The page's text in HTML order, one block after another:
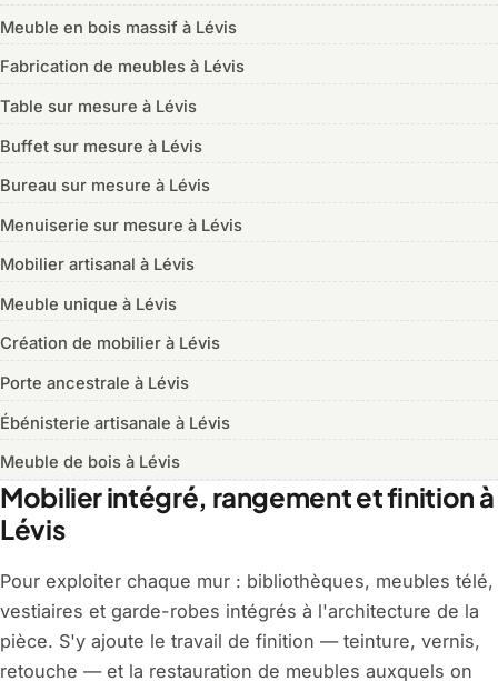
Meuble en bois massif à Lévis
Fabrication de meubles à Lévis
Table sur mesure à Lévis
Buffet sur mesure à Lévis
Bureau sur mesure à Lévis
Menuiserie sur mesure à Lévis
Mobilier artisanal à Lévis
Meuble unique à Lévis
Création de mobilier à Lévis
Porte ancestrale à Lévis
Ébénisterie artisanale à Lévis
Meuble de bois à Lévis
Mobilier intégré, rangement et finition à
Lévis
Pour exploiter chaque mur : bibliothèques, meubles télé,
vestiaires et garde-robes intégrés à l'architecture de la
pièce. S'y ajoute le travail de finition — teinture, vernis,
retouche — et la restauration de meubles auxquels on